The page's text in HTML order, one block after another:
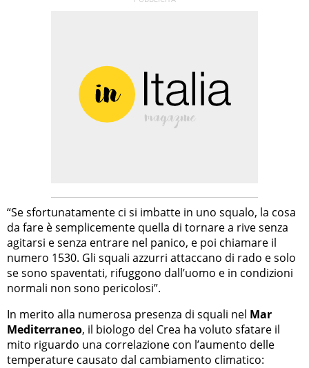
“Se sfortunatamente ci si imbatte in uno squalo, la cosa
da fare è semplicemente quella di tornare a rive senza
agitarsi e senza entrare nel panico, e poi chiamare il
numero 1530. Gli squali azzurri attaccano di rado e solo
se sono spaventati, rifuggono dall’uomo e in condizioni
normali non sono pericolosi”.
In merito alla numerosa presenza di squali nel Mar
Mediterraneo, il biologo del Crea ha voluto sfatare il
mito riguardo una correlazione con l’aumento delle
temperature causato dal cambiamento climatico: